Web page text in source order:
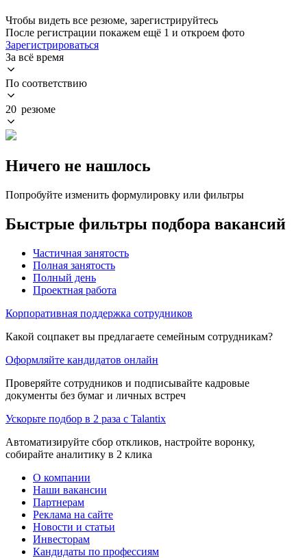
Чтобы видеть все резюме, зарегистрируйтесь
После регистрации покажем ещё 1 и откроем фото
Зарегистрироваться
За всё время
По соответствию
20 резюме
Ничего не нашлось
Попробуйте изменить формулировку или фильтры
Быстрые фильтры подбора вакансий
Частичная занятость
Полная занятость
Полный день
Проектная работа
Корпоративная поддержка сотрудников
Какой соцпакет вы предлагаете семейным сотрудникам?
Оформляйте кандидатов онлайн
Проверяйте сотрудников и подписывайте кадровые
документы без бумаг и личных встреч
Ускорьте подбор в 2 раза с Talantix
Автоматизируйте сбор откликов, настройте воронку,
собирайте аналитику в 2 клика
О компании
Наши вакансии
Партнерам
Реклама на сайте
Новости и статьи
Инвесторам
Кандидаты по профессиям